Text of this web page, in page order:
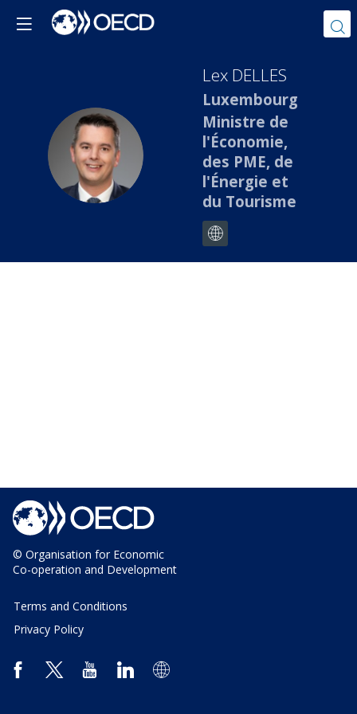
LD
Lex DELLES
Luxembourg
Ministre de
l'Économie,
des PME, de
l'Énergie et
du Tourisme
© Organisation for Economic
Co-operation and Development
Terms and Conditions
Privacy Policy